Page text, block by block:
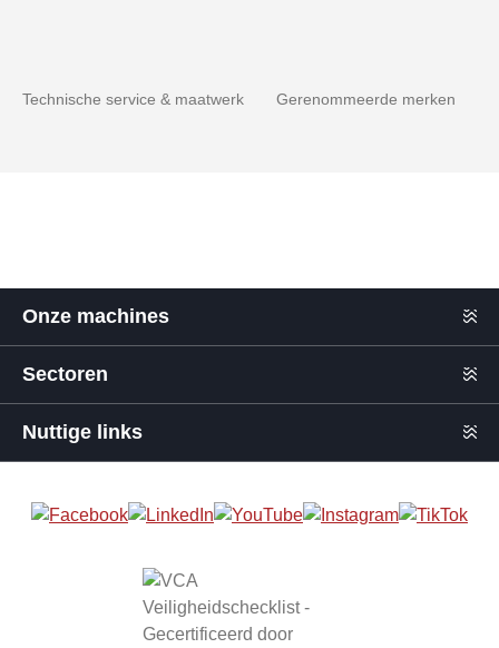
Technische service & maatwerk Gerenommeerde merken
Onze machines
Sectoren
Nuttige links